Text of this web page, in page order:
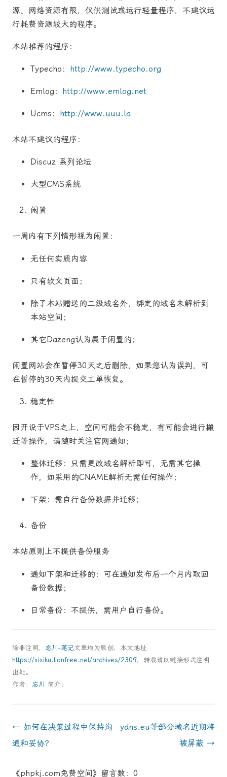
源、网络资源有限，仅供测试或运行轻量程序，不建议运
行耗费资源较大的程序。
本站推荐的程序：
Typecho： http://www.typecho.org
Emlog： http://www.emlog.net
Ucms： http://www.uuu.la
本站不建议的程序：
Discuz 系列论坛
大型CMS系统
闲置
一周内有下列情形视为闲置：
无任何实质内容
只有软文页面；
除了本站赠送的二级域名外，绑定的域名未解析到
本站空间；
其它Dazeng认为属于闲置的；
闲置网站会在暂停30天之后删除，如果您认为误判，可
在暂停的30天内提交工单恢复。
稳定性
因开设于VPS之上，空间可能会不稳定，有可能会进行搬
迁等操作，请随时关注官网通知；
整体迁移：只需更改域名解析即可，无需其它操
作，如采用的CNAME解析无需任何操作；
下架：需自行备份数据并迁移；
备份
本站原则上不提供备份服务
通知下架和迁移的：可在通知发布后一个月内取回
备份数据；
日常备份：不提供，需用户自行备份。
除非注明， 忘川-笔记文章均为原创，本文地址
https://xixiku.lionfree.net/archives/2309，转载请以链接形式注明
出处。
作者： 忘川 简介：
文
章
← 如何在决策过程中保持沟
通和妥协？
ydns.eu等部分域名近期将
被屏蔽 →
《phpkj.com免费空间》留言数：0